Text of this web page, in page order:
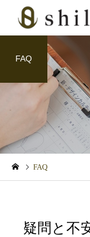
育毛関連
血流アップ
FAQ
FAQ
疑問と不